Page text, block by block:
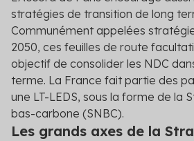
stratégies de transition de long
Communément appelées
2050, ces feuilles de route
objectif de consolider les NDC
terme. La France fait partie des
une LT-LEDS, sous la forme de la
bas-carbone (SNBC).
Les grands axes de la